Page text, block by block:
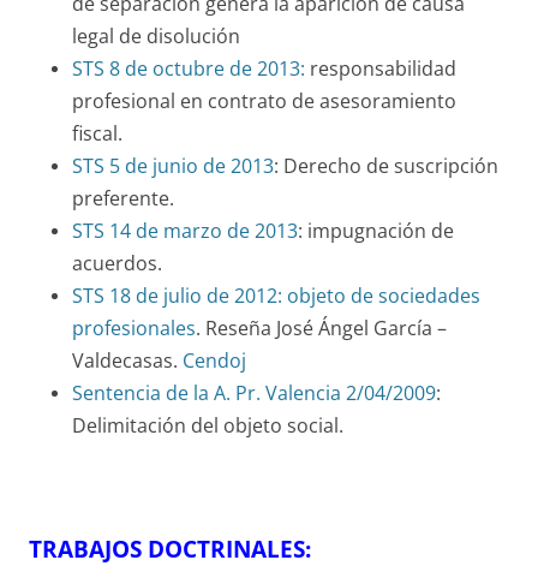
legal de disolución
STS 8 de octubre de 2013: responsabilidad
profesional en contrato de asesoramiento
fiscal.
STS 5 de junio de 2013: Derecho de suscripción
preferente.
STS 14 de marzo de 2013: impugnación de
acuerdos.
STS 18 de julio de 2012: objeto de sociedades
profesionales. Reseña José Ángel García –
Valdecasas. Cendoj
Sentencia de la A. Pr. Valencia 2/04/2009:
Delimitación del objeto social.
TRABAJOS DOCTRINALES: